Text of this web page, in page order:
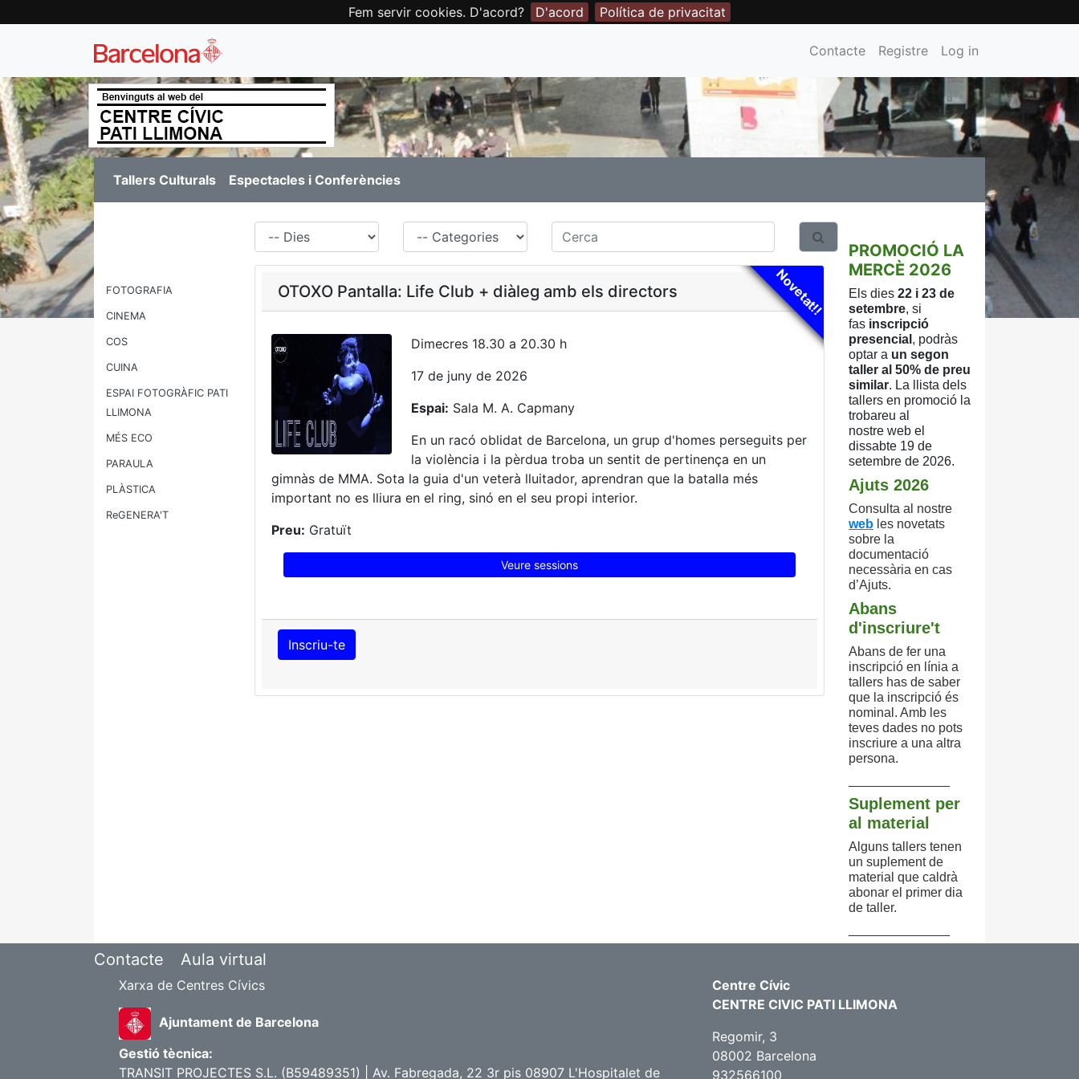
Fem servir cookies. D'acord? D'acord Política de privacitat
Contacte Registre Log in
Tallers Culturals Espectacles i Conferències
FOTOGRAFIA
CINEMA
COS
CUINA
ESPAI FOTOGRÀFIC PATI
LLIMONA
MÉS ECO
PARAULA
PLÀSTICA
ReGENERA'T
Cerca
Novetat!!
OTOXO Pantalla: Life Club + diàleg amb els directors
Dimecres 18.30 a 20.30 h
17 de juny de 2026
Espai: Sala M. A. Capmany
En un racó oblidat de Barcelona, un grup d'homes perseguits per
la violència i la pèrdua troba un sentit de pertinença en un
gimnàs de MMA. Sota la guia d'un veterà lluitador, aprendran que la batalla més
important no es lliura en el ring, sinó en el seu propi interior.
Preu: Gratuït
Veure sessions
PROMOCIÓ LA
MERCÈ 2026
Els dies 22 i 23 de
setembre, si
fas inscripció
presencial , podràs
optar a un segon
taller al 50% de preu
similar. La llista dels
tallers en promoció la
trobareu al
nostre web el
dissabte 19 de
setembre de 2026.
Ajuts 2026
Consulta al nostre
web les novetats
sobre la
documentació
necessària en cas
d’Ajuts.
Abans
d'inscriure't
Abans de fer una
inscripció en línia a
tallers has de saber
que la inscripció és
nominal. Amb les
teves dades no pots
inscriure a una altra
persona.
Suplement per
al material
Alguns tallers tenen
un suplement de
material que caldrà
abonar el primer dia
de taller.
Contacte Aula virtual
Xarxa de Centres Cívics
Ajuntament de Barcelona
Gestió tècnica:
TRANSIT PROJECTES S.L. (B59489351) | Av. Fabregada, 22 3r pis 08907 L'Hospitalet de
Centre Cívic
CENTRE CIVIC PATI LLIMONA
Regomir, 3
08002 Barcelona
932566100